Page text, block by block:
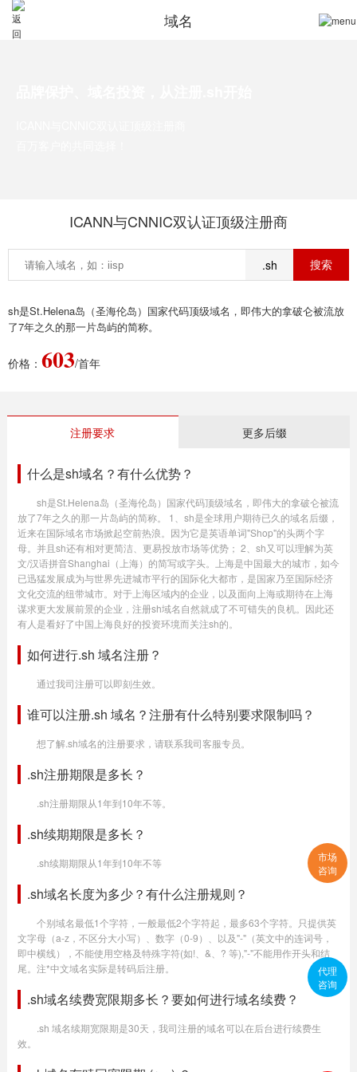
域名
ICANN与CNNIC双认证顶级注册商
.sh
sh是St.Helena岛（圣海伦岛）国家代码顶级域名，即伟大的拿破仑被流放
了7年之久的那一片岛屿的简称。
价格： 603/首年
注册要求 更多后缀
什么是sh域名？有什么优势？
sh是St.Helena岛（圣海伦岛）国家代码顶级域名，即伟大的拿破仑被流
放了7年之久的那一片岛屿的简称。 1、sh是全球用户期待已久的域名后缀，
近来在国际域名市场掀起空前热浪。因为它是英语单词"Shop"的头两个字
母。并且sh还有相对更简洁、更易投放市场等优势； 2、sh又可以理解为英
文/汉语拼音Shanghai（上海）的简写或字头。上海是中国最大的城市，如今
已迅猛发展成为与世界先进城市平行的国际化大都市，是国家乃至国际经济
文化交流的纽带城市。对于上海区域内的企业，以及面向上海或期待在上海
谋求更大发展前景的企业，注册sh域名自然就成了不可错失的良机。因此还
有人是看好了中国上海良好的投资环境而关注sh的。
如何进行.sh 域名注册？
通过我司注册可以即刻生效。
谁可以注册.sh 域名？注册有什么特别要求限制吗？
想了解.sh域名的注册要求，请联系我司客服专员。
.sh注册期限是多长？
.sh注册期限从1年到10年不等。
.sh续期期限是多长？
.sh续期期限从1年到10年不等
.sh域名长度为多少？有什么注册规则？
个别域名最低1个字符，一般最低2个字符起，最多63个字符。只提供英
文字母（a-z，不区分大小写）、数字（0-9）、以及"-"（英文中的连词号，
即中横线），不能使用空格及特殊字符(如!、&、? 等),"-"不能用作开头和结
尾。注*中文域名实际是转码后注册。
.sh域名续费宽限期多长？要如何进行域名续费？
.sh 域名续期宽限期是30天，我司注册的域名可以在后台进行续费生
效。
市场
咨询
代理
咨询